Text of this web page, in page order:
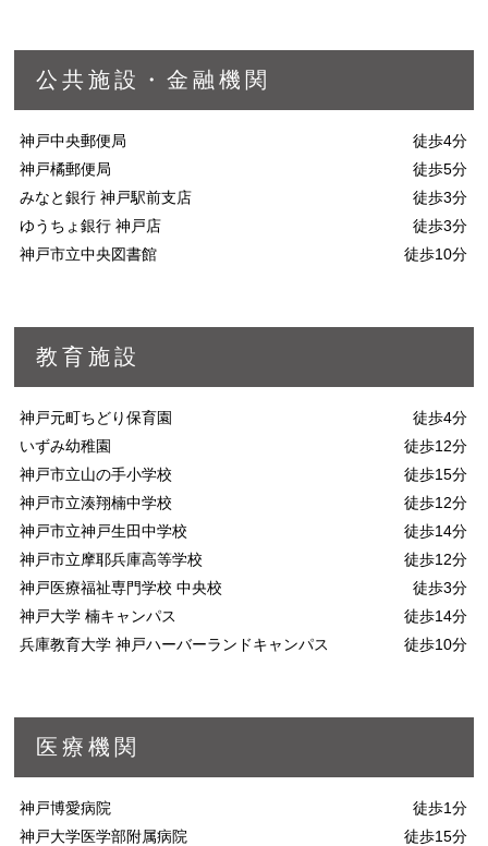
公共施設・金融機関
神戸中央郵便局
徒歩4分
神戸橘郵便局
徒歩5分
みなと銀行 神戸駅前支店
徒歩3分
ゆうちょ銀行 神戸店
徒歩3分
神戸市立中央図書館
徒歩10分
教育施設
神戸元町ちどり保育園
徒歩4分
いずみ幼稚園
徒歩12分
神戸市立山の手小学校
徒歩15分
神戸市立湊翔楠中学校
徒歩12分
神戸市立神戸生田中学校
徒歩14分
神戸市立摩耶兵庫高等学校
徒歩12分
神戸医療福祉専門学校 中央校
徒歩3分
神戸大学 楠キャンパス
徒歩14分
兵庫教育大学 神戸ハーバーランドキャンパス
徒歩10分
医療機関
神戸博愛病院
徒歩1分
神戸大学医学部附属病院
徒歩15分